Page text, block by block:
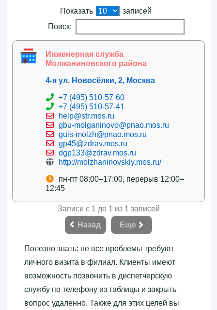
Показать
записей
Поиск:
Инженерная служба
Молжаниновского района
4-я ул. Новосёлки, 2, Москва
+7 (495) 510-57-60
+7 (495) 510-57-41
help@str.mos.ru
gbu-molganinovo@pnao.mos.ru
guis-molzh@pnao.mos.ru
gp45@zdrav.mos.ru
dgp133@zdrav.mos.ru
http://molzhaninovskiy.mos.ru/
пн-пт 08:00–17:00, перерыв 12:00–
12:45
Записи с 1 до 1 из 1 записей
Назад
Еще
Полезно знать: не все проблемы требуют
личного визита в филиал. Клиенты имеют
возможность позвонить в диспетчерскую
службу по телефону из таблицы и закрыть
вопрос удаленно. Также для этих целей вы